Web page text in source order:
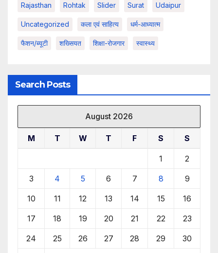
Rajasthan Rohtak Slider Surat Udaipur
Uncategorized कला एवं साहित्य धर्म-आध्यात्म
फैशन/ब्यूटी शख्सियत शिक्षा-रोजगार स्वास्थ्य
Search Posts
August 2026
M T W T F S S
1 2
3 4 5 6 7 8 9
10 11 12 13 14 15 16
17 18 19 20 21 22 23
24 25 26 27 28 29 30